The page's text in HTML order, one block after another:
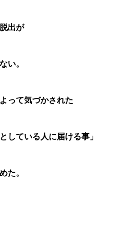
脱出が
い。
って気づかされた
している人に届ける事」
た。